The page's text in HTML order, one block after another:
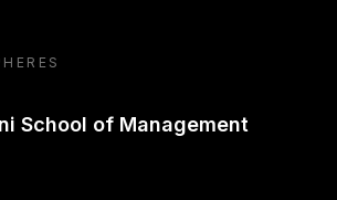
School of Management